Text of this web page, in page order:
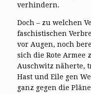
verhindern.
Doch – zu welchen
faschistischen
vor Augen, noch
sich die Rote Armee
Auschwitz näherte,
Hast und Eile gen
ganz gegen die